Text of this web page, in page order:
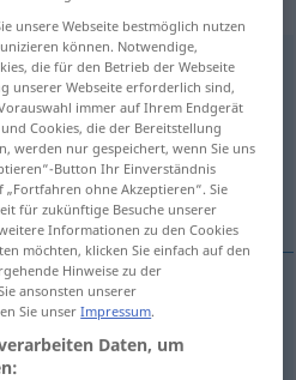
anklicken/antippen)
unsere Webseite bestmöglich nutzen
können. Notwendige,
die für den Betrieb der Webseite
unserer Webseite erforderlich sind,
immer auf Ihrem Endgerät
Cookies, die der Bereitstellung
werden nur gespeichert, wenn Sie uns
Button Ihr Einverständnis
„Fortfahren ohne Akzeptieren“. Sie
für zukünftige Besuche unserer
Informationen zu den Cookies
möchten, klicken Sie einfach auf den
Hinweise zu der
ansonsten unserer
Sie unserImpressum.
Daten, um